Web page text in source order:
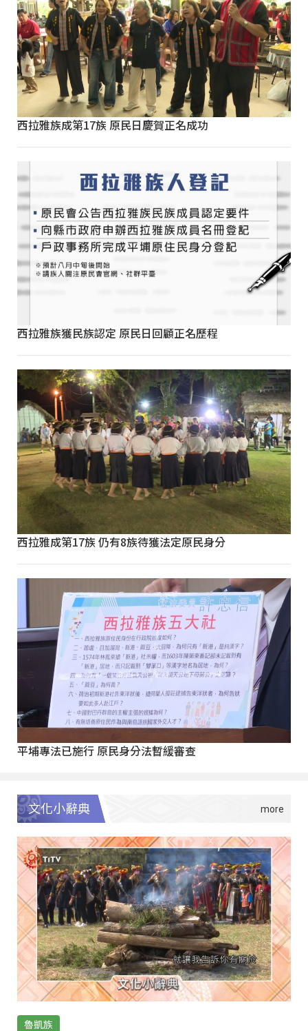
西拉雅族成第17族 原民日慶賀正名成功
西拉雅族獲民族認定 原民日回顧正名歷程
西拉雅成第17族 仍有8族待獲法定原民身分
平埔專法已施行 原民身分法暫緩審查
文化小辭典
魯凱族